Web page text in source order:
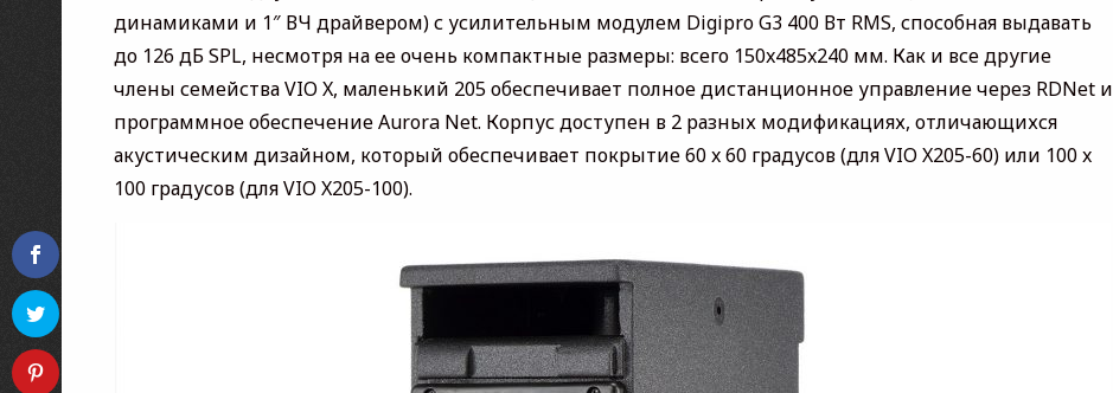
динамиками и 1″ ВЧ драйвером) с усилительным модулем Digipro G3 400 Вт RMS, способная выдавать
до 126 дБ SPL, несмотря на ее очень компактные размеры: всего 150x485x240 мм. Как и все другие
члены семейства VIO X, маленький 205 обеспечивает полное дистанционное управление через RDNet и
программное обеспечение Aurora Net. Корпус доступен в 2 разных модификациях, отличающихся
акустическим дизайном, который обеспечивает покрытие 60 x 60 градусов (для VIO X205-60) или 100 x
100 градусов (для VIO X205-100).